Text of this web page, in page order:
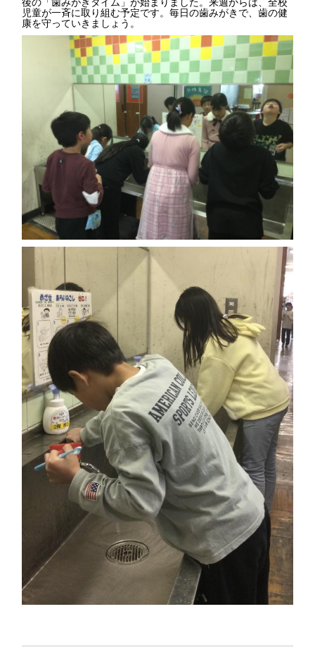
児童が一斉に取り組む予定です。毎日の歯みがきで、歯の健
康を守っていきましょう。